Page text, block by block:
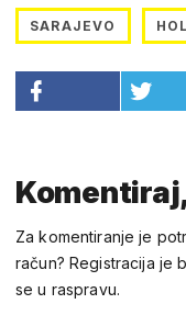
SARAJEVO
Za komentiranje je
račun? Registracija je
se u raspravu.